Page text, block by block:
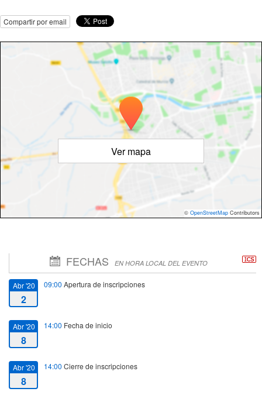
Compartir por email
Ver mapa
© OpenStreetMap Contributors
FECHAS EN HORA LOCAL DEL EVENTO
Abr '20
2
09:00 Apertura de inscripciones
Abr '20
8
14:00 Fecha de inicio
Abr '20
8
14:00 Cierre de inscripciones